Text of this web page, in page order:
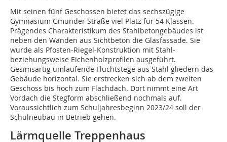
Mit seinen fünf Geschossen bietet das sechszügige
Gymnasium Gmunder Straße viel Platz für 54 Klassen.
Prägendes Charakteristikum des Stahlbetongebäudes ist
neben den Wänden aus Sichtbeton die Glasfassade. Sie
wurde als Pfosten-Riegel-Konstruktion mit Stahl-
beziehungsweise Eichenholzprofilen ausgeführt.
Gesimsartig umlaufende Fluchtstege aus Stahl gliedern das
Gebäude horizontal. Sie erstrecken sich ab dem zweiten
Geschoss bis hoch zum Flachdach. Dort nimmt eine Art
Vordach die Stegform abschließend nochmals auf.
Voraussichtlich zum Schuljahresbeginn 2023/24 soll der
Schulneubau in Betrieb gehen.
Lärmquelle Treppenhaus